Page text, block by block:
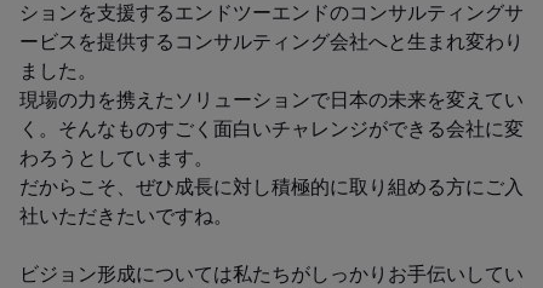
ションを支援するエンドツーエンドのコンサルティングサ
ービスを提供するコンサルティング会社へと生まれ変わり
ました。
現場の力を携えたソリューションで日本の未来を変えてい
く。そんなものすごく面白いチャレンジができる会社に変
わろうとしています。
だからこそ、ぜひ成長に対し積極的に取り組める方にご入
社いただきたいですね。
ビジョン形成については私たちがしっかりお手伝いしてい